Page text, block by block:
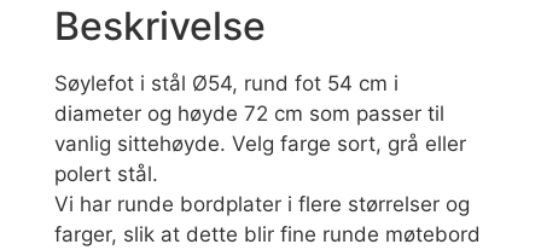
Beskrivelse
Søylefot i stål Ø54, rund fot 54 cm i
diameter og høyde 72 cm som passer til
vanlig sittehøyde. Velg farge sort, grå eller
polert stål.
Vi har runde bordplater i flere størrelser og
farger, slik at dette blir fine runde møtebord